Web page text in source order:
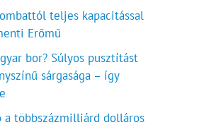
teljes kapacitással
Erőmű
bor? Súlyos pusztítást
sárgasága – így
a többszázmilliárd dolláros